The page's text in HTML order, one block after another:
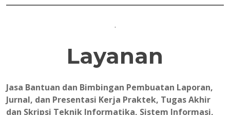
.
Layanan
Jasa Bantuan dan Bimbingan Pembuatan Laporan,
Jurnal, dan Presentasi Kerja Praktek, Tugas Akhir
dan Skripsi Teknik Informatika, Sistem Informasi,